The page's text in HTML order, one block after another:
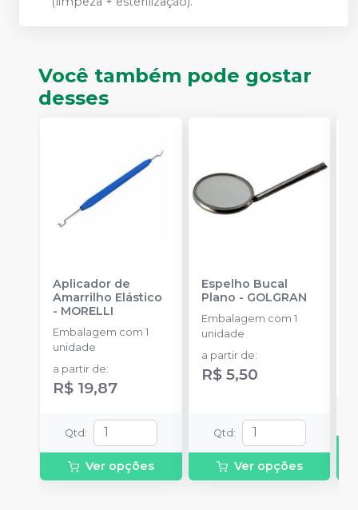
Você também pode gostar
desses
Aplicador de
Amarrilho Elástico
- MORELLI
Embalagem com 1
unidade
a partir de:
R$ 19,87
Qtd :
Ver opções
Espelho Bucal
Plano - GOLGRAN
Embalagem com 1
unidade
a partir de:
R$ 5,50
Qtd :
Ver opções